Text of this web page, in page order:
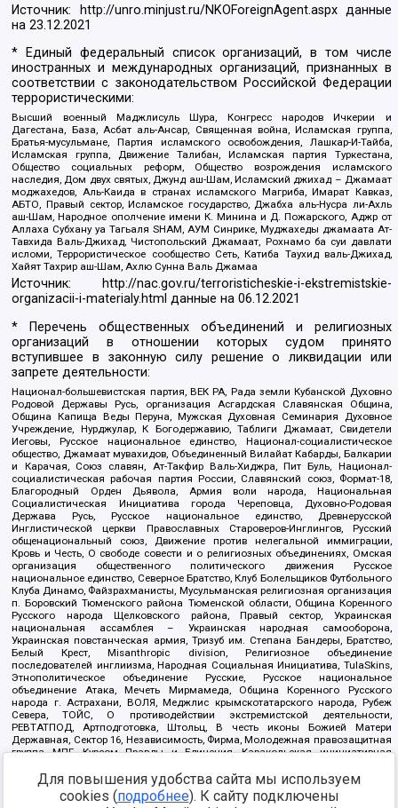
Источник: http://unro.minjust.ru/NKOForeignAgent.aspxданные
на23.12.2021
* Единый федеральный список организаций, в том числе
иностранных и международных организаций, признанных в
соответствии с законодательством Российской Федерации
террористическими:
Высший военный Маджлисуль Шура, Конгресс народов Ичкерии и
Дагестана, База, Асбат аль-Ансар, Священная война, Исламская группа,
Братья-мусульмане, Партия исламского освобождения, Лашкар-И-Тайба,
Исламская группа, Движение Талибан, Исламская партия Туркестана,
Общество социальных реформ, Общество возрождения исламского
наследия, Дом двух святых, Джунд аш-Шам, Исламский джихад – Джамаат
моджахедов, Аль-Каида в странах исламского Магриба, Имарат Кавказ,
АБТО, Правый сектор, Исламское государство, Джабха аль-Нусра ли-Ахль
аш-Шам, Народное ополчение имени К. Минина и Д. Пожарского, Аджр от
Аллаха Субхану уа Тагьаля SHAM, АУМ Синрике, Муджахеды джамаата Ат-
Тавхида Валь-Джихад, Чистопольский Джамаат, Рохнамо ба суи давлати
исломи, Террористическое сообщество Сеть, Катиба Таухид валь-Джихад,
Хайят Тахрир аш-Шам, Ахлю Сунна Валь Джамаа
Источник: http://nac.gov.ru/terroristicheskie-i-ekstremistskie-
organizacii-i-materialy.html данные на06.12.2021
* Перечень общественных объединений и религиозных
организаций в отношении которых судом принято
вступившее в законную силу решение о ликвидации или
запрете деятельности:
Национал-большевистская партия, ВЕК РА, Рада земли Кубанской Духовно
Родовой Державы Русь, организация Асгардская Славянская Община,
Община Капища Веды Перуна, Мужская Духовная Семинария Духовное
Учреждение, Нурджулар, К Богодержавию, Таблиги Джамаат, Свидетели
Иеговы, Русское национальное единство, Национал-социалистическое
общество, Джамаат мувахидов, Объединенный Вилайат Кабарды, Балкарии
и Карачая, Союз славян, Ат-Такфир Валь-Хиджра, Пит Буль, Национал-
социалистическая рабочая партия России, Славянский союз, Формат-18,
Благородный Орден Дьявола, Армия воли народа, Национальная
Социалистическая Инициатива города Череповца, Духовно-Родовая
Держава Русь, Русское национальное единство, Древнерусской
Инглистической церкви Православных Староверов-Инглингов, Русский
общенациональный союз, Движение против нелегальной иммиграции,
Кровь и Честь, О свободе совести и о религиозных объединениях, Омская
организация общественного политического движения Русское
национальное единство, Северное Братство, Клуб Болельщиков Футбольного
Клуба Динамо, Файзрахманисты, Мусульманская религиозная организация
п. Боровский Тюменского района Тюменской области, Община Коренного
Русского народа Щелковского района, Правый сектор, Украинская
национальная ассамблея – Украинская народная самооборона,
Украинская повстанческая армия, Тризуб им. Степана Бандеры, Братство,
Белый Крест, Misanthropic division, Религиозное объединение
последователей инглиизма, Народная Социальная Инициатива, TulaSkins,
Этнополитическое объединение Русские, Русское национальное
объединение Атака, Мечеть Мирмамеда, Община Коренного Русского
народа г. Астрахани, ВОЛЯ, Меджлис крымскотатарского народа, Рубеж
Севера, ТОЙС, О противодействии экстремистской деятельности,
РЕВТАТПОД, Артподготовка, Штольц, В честь иконы Божией Матери
Державная, Сектор 16, Независимость, Фирма, Молодежная правозащитная
группа МПГ, Курсом Правды и Единения, Каракольская инициативная
Благотворительный пансионат Ак Умут, Русская республика Русь,
Арестантское уголовное единство, Башкорт, Нация и свобода, W.H.С., Фалунь
Дафа, Иртыш Ultras, Русский Патриотический клуб-Новокузнецк/РПК,
Для повышения удобства сайта мы используем
cookies (подробнее). К сайту подключены